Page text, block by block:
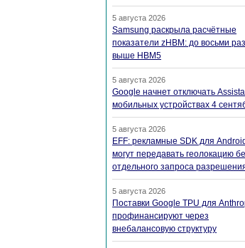
5 августа 2026
Samsung раскрыла расчётные
показатели zHBM: до восьми раз
выше HBM5
5 августа 2026
Google начнет отключать
мобильных устройствах 4
5 августа 2026
EFF: рекламные SDK для Android
могут передавать геолокацию
отдельного запроса
5 августа 2026
Поставки Google TPU для
профинансируют через
внебалансовую структуру